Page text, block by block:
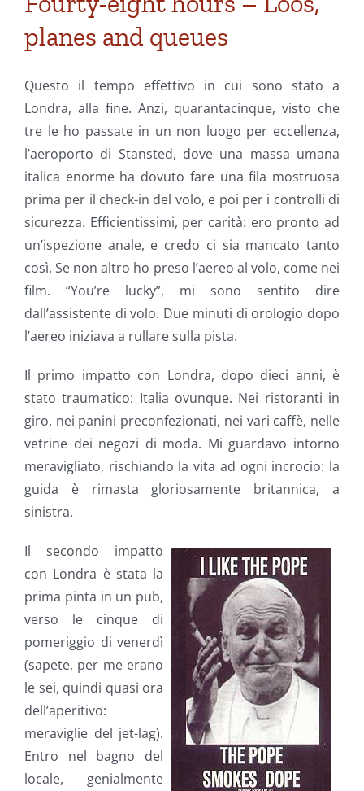
planes and queues
Questo il tempo effettivo in cui sono stato a
Londra, alla fine. Anzi, quarantacinque, visto che
tre le ho passate in un non luogo per eccellenza,
l’aeroporto di Stansted, dove una massa umana
italica enorme ha dovuto fare una fila mostruosa
prima per il check-in del volo, e poi per i controlli di
sicurezza. Efficientissimi, per carità: ero pronto ad
un’ispezione anale, e credo ci sia mancato tanto
così. Se non altro ho preso l’aereo al volo, come nei
film. “You’re lucky”, mi sono sentito dire
dall’assistente di volo. Due minuti di orologio dopo
l’aereo iniziava a rullare sulla pista.
Il primo impatto con Londra, dopo dieci anni, è
stato traumatico: Italia ovunque. Nei ristoranti in
giro, nei panini preconfezionati, nei vari caffè, nelle
vetrine dei negozi di moda. Mi guardavo intorno
meravigliato, rischiando la vita ad ogni incrocio: la
guida è rimasta gloriosamente britannica, a
sinistra.
Il secondo impatto
con Londra è stata la
prima pinta in un pub,
verso le cinque di
pomeriggio di venerdì
(sapete, per me erano
le sei, quindi quasi ora
dell’aperitivo:
meraviglie del jet-lag).
Entro nel bagno del
locale, genialmente